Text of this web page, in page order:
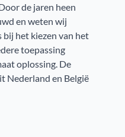
de jaren heen
en weten wij
bij het kiezen van het
toepassing
oplossing. De
Nederland en België